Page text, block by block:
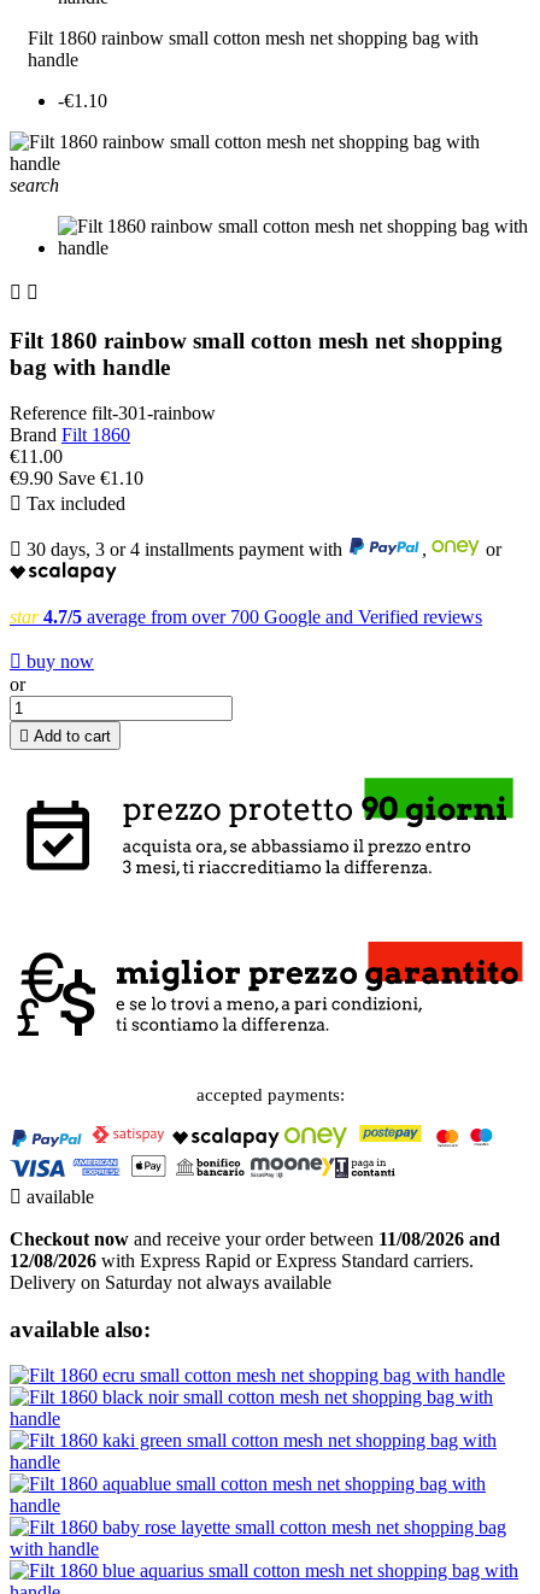
Filt 1860 rainbow small cotton mesh net shopping bag with
handle
-€1.10
search
 
Filt 1860 rainbow small cotton mesh net shopping
bag with handle
Reference filt-301-rainbow
Brand Filt 1860
€11.00
€9.90 Save €1.10
 Tax included
 30 days, 3 or 4 installments payment with , or
star 4.7/5 average from over 700 Google and Verified reviews
 buy now
or
 Add to cart
accepted payments:
 available
Checkout now and receive your order between 11/08/2026 and
12/08/2026 with Express Rapid or Express Standard carriers.
Delivery on Saturday not always available
available also: